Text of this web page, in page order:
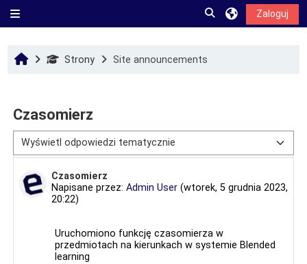
Przełącznik
Zaloguj
Strona domowa
Strony Site announcements
Czasomierz
Sposób wyświetlania
Czasomierz
Napisane przez:Admin User (wtorek, 5 grudnia 2023,
20:22)
Liczba odpowiedzi: 0
Uruchomiono funkcję czasomierza w
przedmiotach na kierunkach w systemie Blended
learning